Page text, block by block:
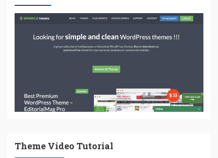
Theme Video Tutorial